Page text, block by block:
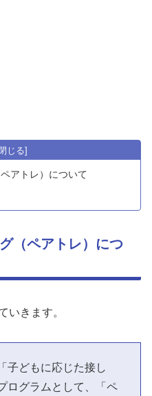
アトレ）について
（ペアトレ）につ
いきます。
子どもに応じた接し
ログラムとして、「ペ